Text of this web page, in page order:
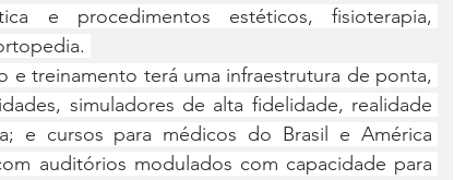
e procedimentos estéticos, fisioterapia,
e treinamento terá uma infraestrutura de ponta,
simuladores de alta fidelidade, realidade
e cursos para médicos do Brasil e América
auditórios modulados com capacidade para